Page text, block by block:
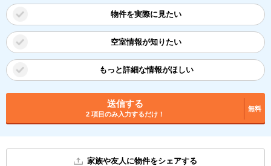
物件を実際に見たい
空室情報が知りたい
もっと詳細な情報がほしい
送信する
2 項目のみ入力するだけ！
無料
家族や友人に物件をシェアする